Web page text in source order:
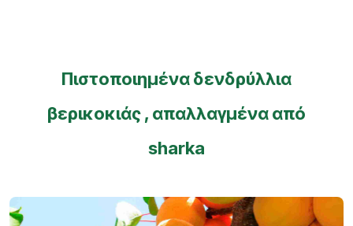
Πιστοποιημένα δενδρύλλια
βερικοκιάς , απαλλαγμένα από
sharka